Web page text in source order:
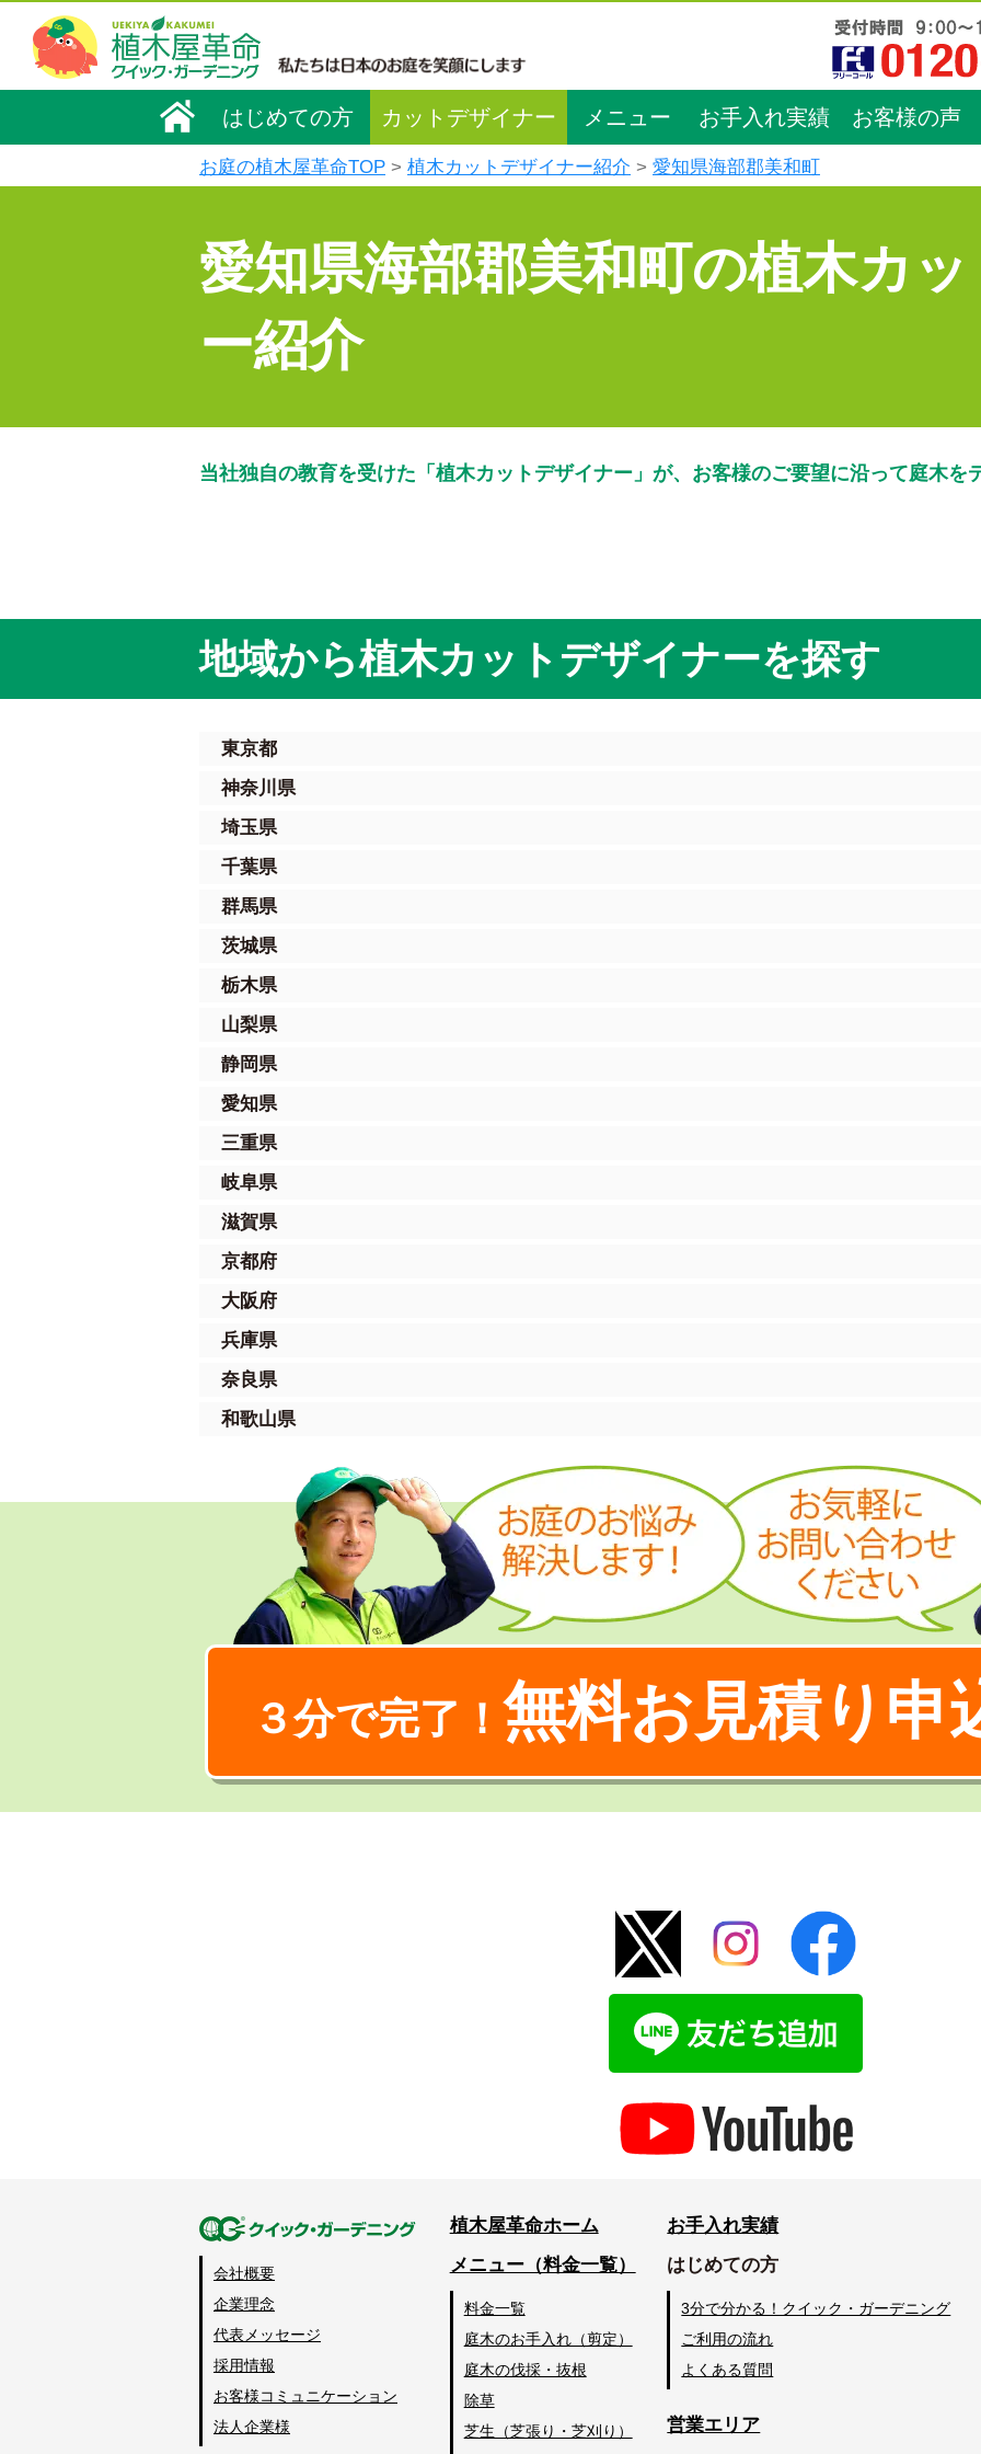
はじめての方 カットデザイナー メニュー お手入れ実績 お客様の声
お庭の植木屋革命TOP 植木カットデザイナー紹介 愛知県海部郡美和町
愛知県海部郡美和町の植木カ
ー紹介
当社独自の教育を受けた「植木カットデザイナー」が、お客様のご要望に沿って庭木を
地域から植木カットデザイナーを探す
東京都
神奈川県
埼玉県
千葉県
群馬県
茨城県
栃木県
山梨県
静岡県
愛知県
三重県
岐阜県
滋賀県
京都府
大阪府
兵庫県
奈良県
和歌山県
３分で完了！ 無料お見積り申
会社概要
企業理念
代表メッセージ
採用情報
お客様コミュニケーション
法人企業様
植木屋革命ホーム
メニュー（料金一覧）
料金一覧
庭木のお手入れ（剪定）
庭木の伐採・抜根
除草
芝生（芝張り・芝刈り）
お手入れ実績
はじめての方
3分で分かる！クイック・ガーデニング
ご利用の流れ
よくある質問
営業エリア